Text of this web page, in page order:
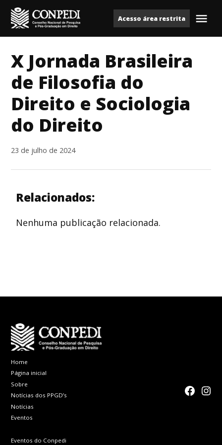
para
o
ConpediAcesso área restrita
X Jornada Brasileira
de Filosofia do
Direito e Sociologia
do Direito
23 de julho de 2024
Relacionados:
Nenhuma publicação relacionada.
Home
Página inicial
Sobre
Notícias dos PPGD’s
Notícias
Eventos
Eventos do Conpedi